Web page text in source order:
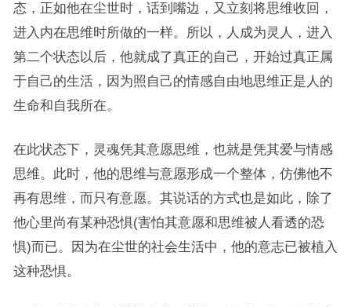
态，正如他在尘世时，话到嘴边，又立刻将思维收回，
进入内在思维时所做的一样。所以，人成为灵人，进入
第二个状态以后，他就成了真正的自己，开始过真正属
于自己的生活，因为照自己的情感自由地思维正是人的
生命和自我所在。
在此状态下，灵魂凭其意愿思维，也就是凭其爱与情感
思维。此时，他的思维与意愿形成一个整体，仿佛他不
再有思维，而只有意愿。其说话的方式也是如此，除了
他心里尚有某种恐惧(害怕其意愿和思维被人看透的恐
惧)而已。因为在尘世的社会生活中，他的意志已被植入
这种恐惧。